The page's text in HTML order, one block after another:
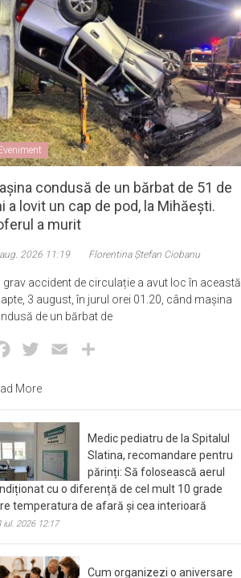
condusă de un bărbat de 51 de
a lovit un cap de pod, la Mihăești.
a murit
2026 11:19 Florentina Ștefan Ciobanu
grav accident de circulație a avut loc în această
3 august, în jurul orei 01.20, când mașina
de un bărbat de
Facebook
Twitter Email
More
Medic pediatru de la Spitalul
Slatina, recomandare pentru
părinți: Să folosească aerul
cu o diferență de cel mult 10 grade
temperatura de afară și cea interioară
iul. 2026 12:17
Cum organizezi o aniversare